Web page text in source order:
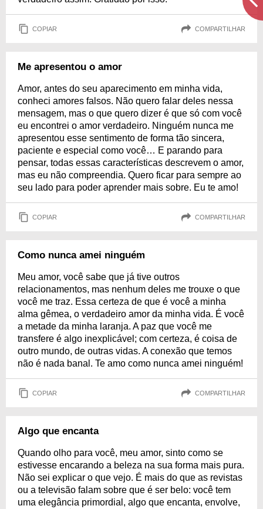
COPIAR COMPARTILHAR
Me apresentou o amor
Amor, antes do seu aparecimento em minha vida,
conheci amores falsos. Não quero falar deles nessa
mensagem, mas o que quero dizer é que só com você
eu encontrei o amor verdadeiro. Ninguém nunca me
apresentou esse sentimento de forma tão sincera,
paciente e especial como você… E parando para
pensar, todas essas características descrevem o amor,
mas eu não compreendia. Quero ficar para sempre ao
seu lado para poder aprender mais sobre. Eu te amo!
COPIAR COMPARTILHAR
Como nunca amei ninguém
Meu amor, você sabe que já tive outros
relacionamentos, mas nenhum deles me trouxe o que
você me traz. Essa certeza de que é você a minha
alma gêmea, o verdadeiro amor da minha vida. É você
a metade da minha laranja. A paz que você me
transfere é algo inexplicável; com certeza, é coisa de
outro mundo, de outras vidas. A conexão que temos
não é nada banal. Te amo como nunca amei ninguém!
COPIAR COMPARTILHAR
Algo que encanta
Quando olho para você, meu amor, sinto como se
estivesse encarando a beleza na sua forma mais pura.
Não sei explicar o que vejo. É mais do que as revistas
ou a televisão falam sobre que é ser belo: você tem
uma elegância primordial, algo que encanta, envolve,